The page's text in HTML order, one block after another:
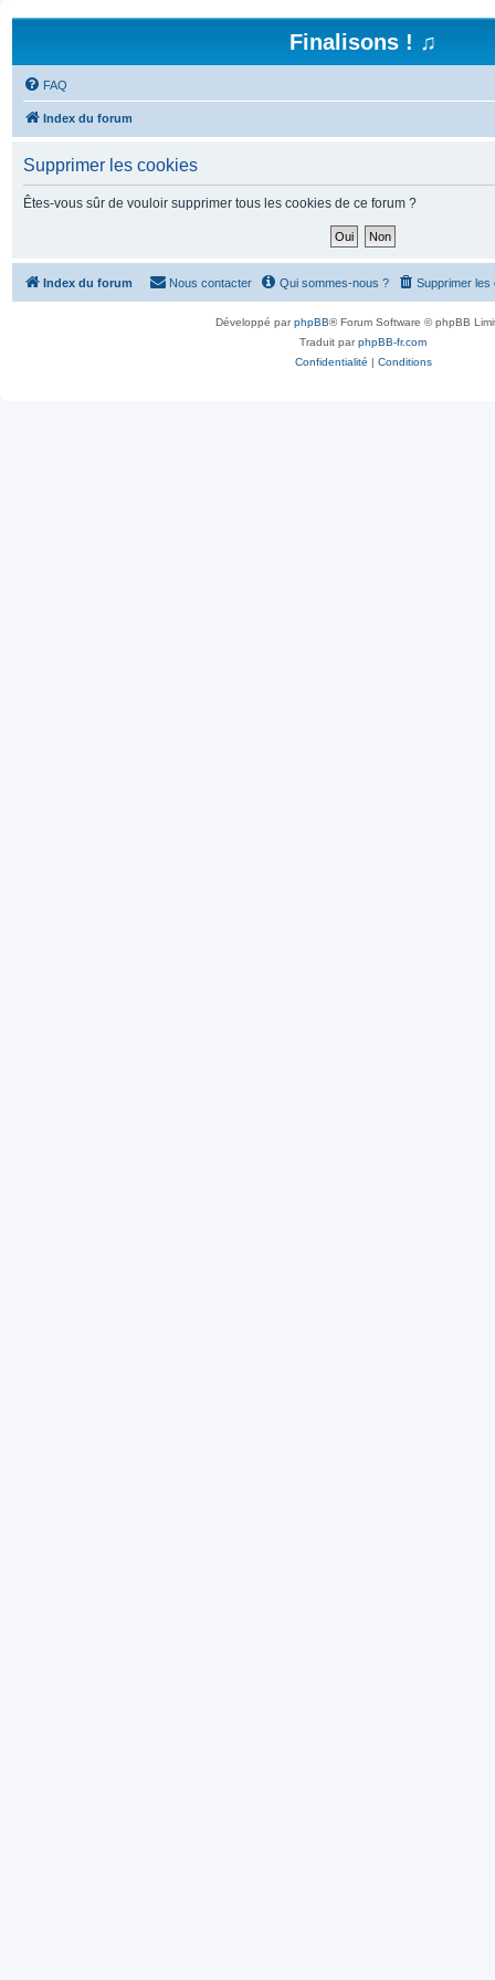
Finalisons ! ♫
FAQ
Index du forum
Supprimer les cookies
Êtes-vous sûr de vouloir supprimer tous les cookies de ce forum ?
Index du forum Supprimer les
Qui sommes-nous ?
Nous contacter
Développé parphpBB® Forum Software © phpBB
Traduit parphpBB-fr.com
Confidentialité | Conditions